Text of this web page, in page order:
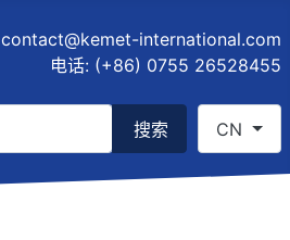
contact@kemet-international.com
电话: (+86) 0755 26528455
搜索 CN